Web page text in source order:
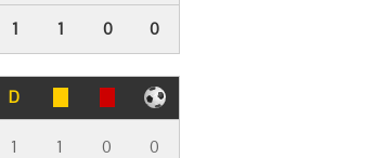
1 1 0 0
D
1 1 0 0